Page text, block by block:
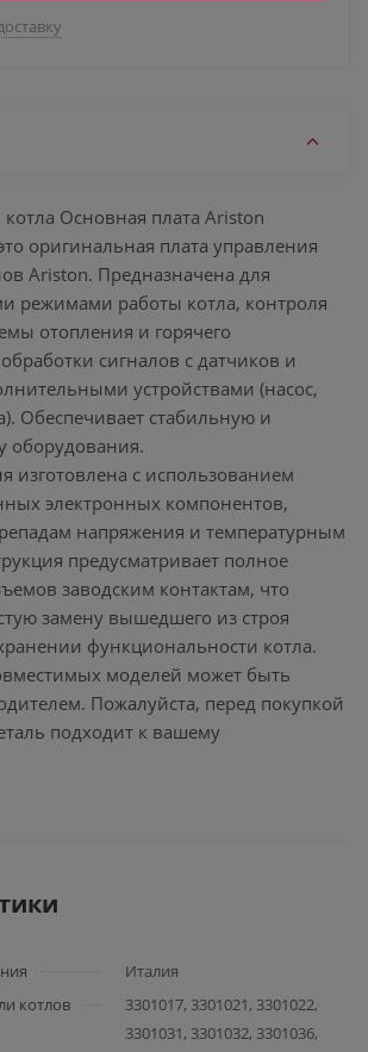
котла Основная плата Ariston
оригинальная плата управления
Ariston. Предназначена для
режимами работы котла, контроля
отопления и горячего
сигналов с датчиков и
устройствами (насос,
Обеспечивает стабильную и
оборудования.
изготовлена с использованием
электронных компонентов,
напряжения и температурным
предусматривает полное
заводским контактам, что
замену вышедшего из строя
функциональности котла.
моделей может быть
Пожалуйста, перед покупкой
подходит к вашему
Италия
котлов
3301017, 3301021, 3301022,
3301031, 3301032, 3301036,